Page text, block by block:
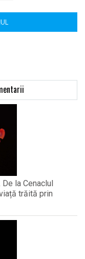
la Cenaclul
trăită prin